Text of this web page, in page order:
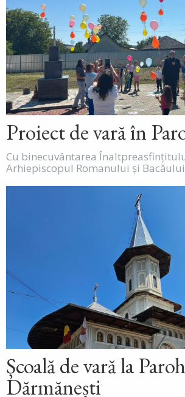
Proiect de vară în
Cu binecuvântarea
Arhiepiscopul Romanului și
Școală de vară la
Dărmănești